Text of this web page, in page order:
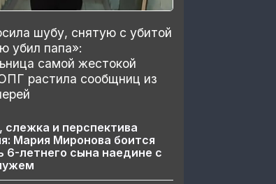
шубу, снятую с убитой
убил папа»:
самой жестокой
растила сообщниц из
слежка и перспектива
Мария Миронова боится
6-летнего сына наедине с